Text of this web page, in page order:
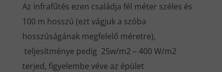
Az infrafűtés ezen családja fél méter széles és
100 m hosszú (ezt vágjuk a szóba
hosszúságának megfelelő méretre),
teljesítménye pedig 25w/m2 – 400 W/m2
terjed, figyelembe véve az épület